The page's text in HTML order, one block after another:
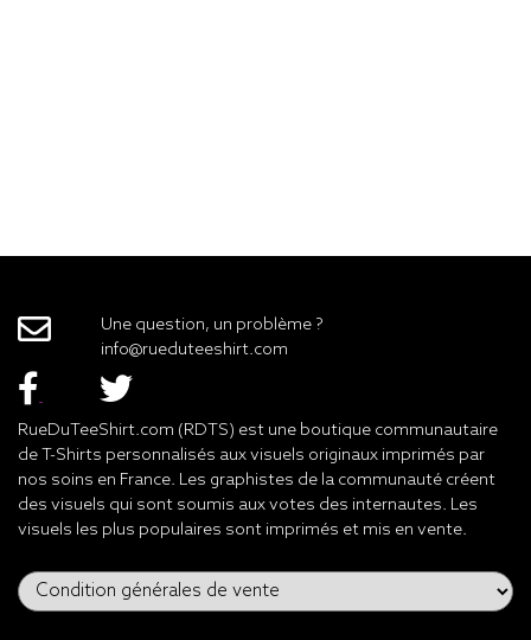
Une question, un problème ?
info@rueduteeshirt.com
RueDuTeeShirt.com (RDTS) est une boutique communautaire
de T-Shirts personnalisés aux visuels originaux imprimés par
nos soins en France. Les graphistes de la communauté créent
des visuels qui sont soumis aux votes des internautes. Les
visuels les plus populaires sont imprimés et mis en vente.